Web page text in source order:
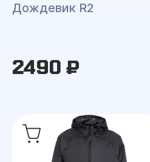
Дождевик R2
2490 ₽